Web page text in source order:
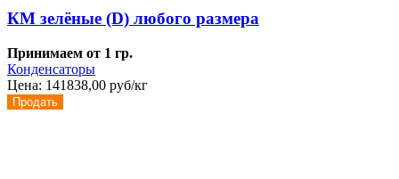
КМ зелёные (D) любого размера
Принимаем от 1 гр.
Конденсаторы
Цена: 141838,00 руб/кг
Продать